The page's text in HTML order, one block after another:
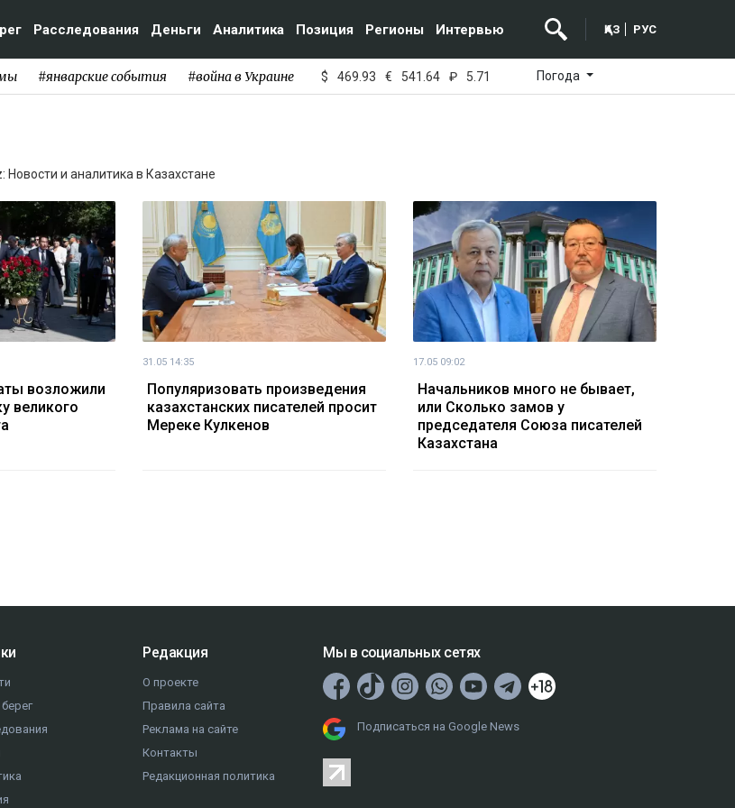
Расследования Деньги Аналитика Позиция Регионы Интервью ҚАЗ РУС
#январские события #война в Украине $ 469.93 € 541.64 ₽ 5.71 Погода
Новости и аналитика в Казахстане
возложили
великого
31.05 14:35
Популяризовать произведения
казахстанских писателей просит
Мереке Кулкенов
17.05 09:02
Начальников много не бывает,
или Сколько замов у
председателя Союза писателей
Казахстана
Редакция
О проекте
Правила сайта
Реклама на сайте
Контакты
Редакционная политика
Мы в социальных сетях
Подписаться на Google News